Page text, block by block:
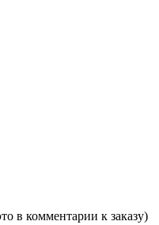
в комментарии к заказу)